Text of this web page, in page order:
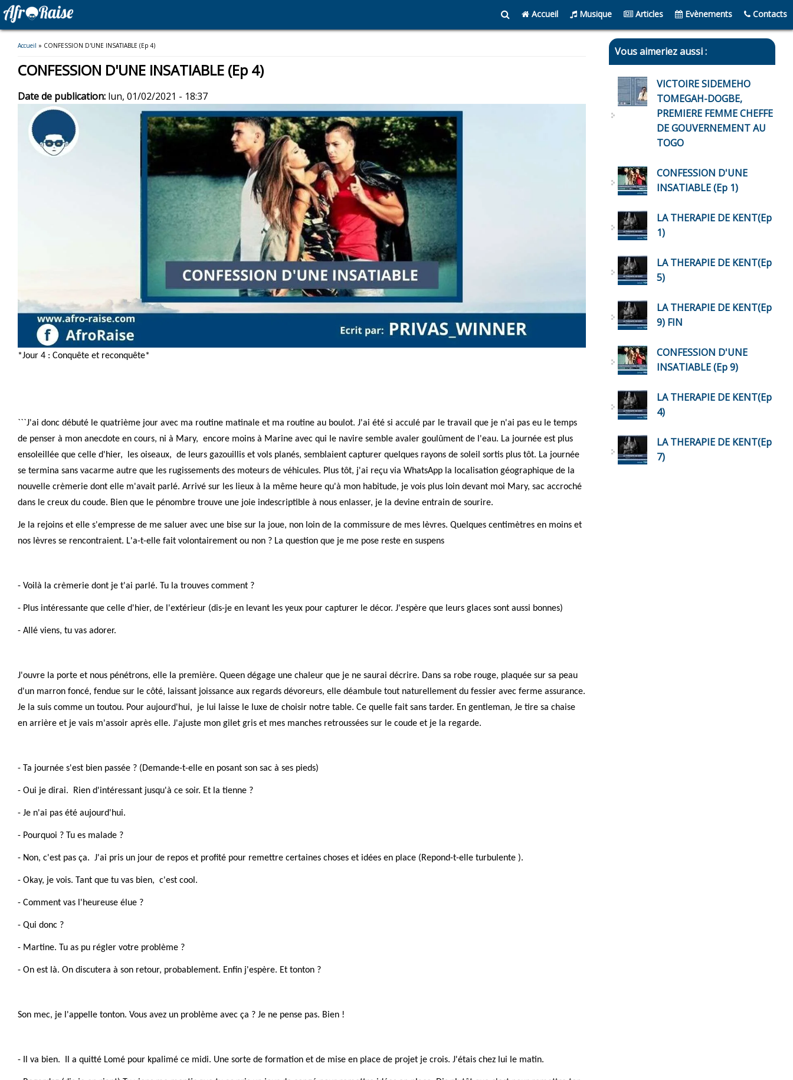
Accueil Musique Articles Evènements Contacts
Vous êtes ici
Accueil » CONFESSION D'UNE INSATIABLE (Ep 4)
CONFESSION D'UNE INSATIABLE (Ep 4)
Date de publication: lun, 01/02/2021 - 18:37
*Jour 4 : Conquête et reconquête*
```J'ai donc débuté le quatrième jour avec ma routine matinale et ma routine au boulot. J'ai été si acculé par le travail que je n'ai pas eu le temps
de penser à mon anecdote en cours, ni à Mary, encore moins à Marine avec qui le navire semble avaler goulûment de l'eau. La journée est plus
ensoleillée que celle d'hier, les oiseaux, de leurs gazouillis et vols planés, semblaient capturer quelques rayons de soleil sortis plus tôt. La journée
se termina sans vacarme autre que les rugissements des moteurs de véhicules. Plus tôt, j'ai reçu via WhatsApp la localisation géographique de la
nouvelle crèmerie dont elle m'avait parlé. Arrivé sur les lieux à la même heure qu'à mon habitude, je vois plus loin devant moi Mary, sac accroché
dans le creux du coude. Bien que le pénombre trouve une joie indescriptible à nous enlasser, je la devine entrain de sourire.
Je la rejoins et elle s'empresse de me saluer avec une bise sur la joue, non loin de la commissure de mes lèvres. Quelques centimètres en moins et
nos lèvres se rencontraient. L'a-t-elle fait volontairement ou non ? La question que je me pose reste en suspens
- Voilà la crèmerie dont je t'ai parlé. Tu la trouves comment ?
- Plus intéressante que celle d'hier, de l'extérieur (dis-je en levant les yeux pour capturer le décor. J'espère que leurs glaces sont aussi bonnes)
- Allé viens, tu vas adorer.
J'ouvre la porte et nous pénétrons, elle la première. Queen dégage une chaleur que je ne saurai décrire. Dans sa robe rouge, plaquée sur sa peau
d'un marron foncé, fendue sur le côté, laissant joissance aux regards dévoreurs, elle déambule tout naturellement du fessier avec ferme assurance.
Je la suis comme un toutou. Pour aujourd'hui, je lui laisse le luxe de choisir notre table. Ce quelle fait sans tarder. En gentleman, Je tire sa chaise
en arrière et je vais m'assoir après elle. J'ajuste mon gilet gris et mes manches retroussées sur le coude et je la regarde.
- Ta journée s'est bien passée ? (Demande-t-elle en posant son sac à ses pieds)
- Oui je dirai. Rien d'intéressant jusqu'à ce soir. Et la tienne ?
- Je n'ai pas été aujourd'hui.
- Pourquoi ? Tu es malade ?
- Non, c'est pas ça. J'ai pris un jour de repos et profité pour remettre certaines choses et idées en place (Repond-t-elle turbulente ).
- Okay, je vois. Tant que tu vas bien, c'est cool.
- Comment vas l'heureuse élue ?
- Qui donc ?
- Martine. Tu as pu régler votre problème ?
- On est là. On discutera à son retour, probablement. Enfin j'espère. Et tonton ?
Son mec, je l'appelle tonton. Vous avez un problème avec ça ? Je ne pense pas. Bien !
- Il va bien. Il a quitté Lomé pour kpalimé ce midi. Une sorte de formation et de mise en place de projet je crois. J'étais chez lui le matin.
Vous aimeriez aussi :
VICTOIRE SIDEMEHO
TOMEGAH-DOGBE,
PREMIERE FEMME CHEFFE
DE GOUVERNEMENT AU
TOGO
CONFESSION D'UNE
INSATIABLE (Ep 1)
LA THERAPIE DE KENT(Ep
1)
LA THERAPIE DE KENT(Ep
5)
LA THERAPIE DE KENT(Ep
9) FIN
CONFESSION D'UNE
INSATIABLE (Ep 9)
LA THERAPIE DE KENT(Ep
4)
LA THERAPIE DE KENT(Ep
7)